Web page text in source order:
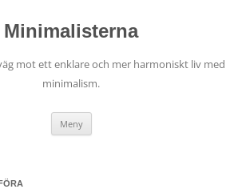
Minimalisterna
mot ett enklare och mer harmoniskt liv med
minimalism.
Meny